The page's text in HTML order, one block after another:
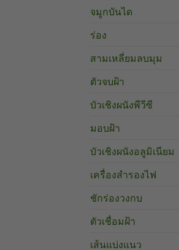
จมูกบันได
ร่อง
สามเหลี่ยมลบมุม
ตัวจบฝ้า
บัวเชิงผนังพีวีซี
มอบฝ้า
บัวเชิงผนังอลูมิเนียม
เครื่องสำรองไฟ
ชักร่องวงกบ
ตัวเชื่อมฝ้า
เส้นแบ่งแนว